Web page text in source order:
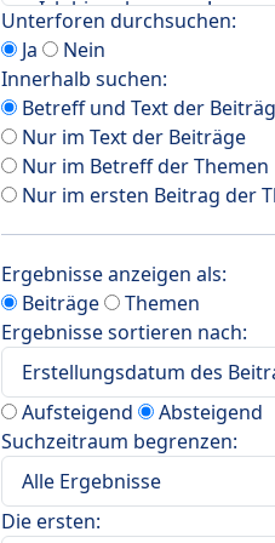
Unterforen durchsuchen:
Ja
Nein
Innerhalb suchen:
Betreff und Text der
Nur im Text der Beiträge
Nur im Betreff der Themen
Nur im ersten Beitrag der
Ergebnisse anzeigen als:
Beiträge
Themen
Ergebnisse sortieren nach:
Aufsteigend
Absteigend
Suchzeitraum begrenzen:
Die ersten: